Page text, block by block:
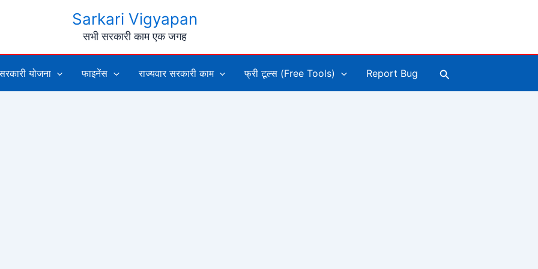
Sarkari Vigyapan
सभी सरकारी काम एक जगह
योजना फाइनेंस राज्यवार सरकारी काम फ्री टूल्स (Free Tools) Report Bug Search